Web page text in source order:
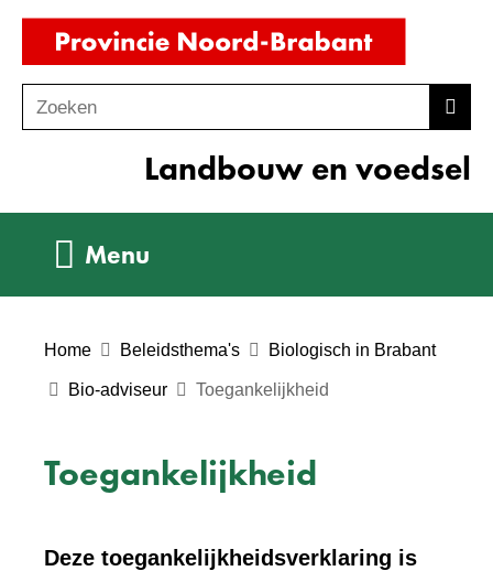
Ga
de
inhoud
o
Zoeken
Landbouw en voedsel
Menu
Home Beleidsthema's Biologisch in Brabant
Bio-adviseur Toegankelijkheid
Toegankelijkheid
Deze toegankelijkheidsverklaring is